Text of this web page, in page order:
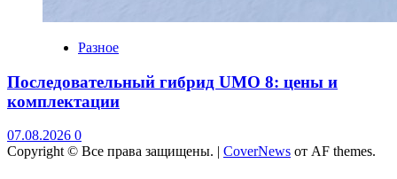
Разное
Последовательный гибрид UMO 8: цены и
комплектации
07.08.2026 0
Copyright © Все права защищены. | CoverNews от AF themes.